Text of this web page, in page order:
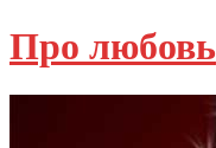
Про любовь